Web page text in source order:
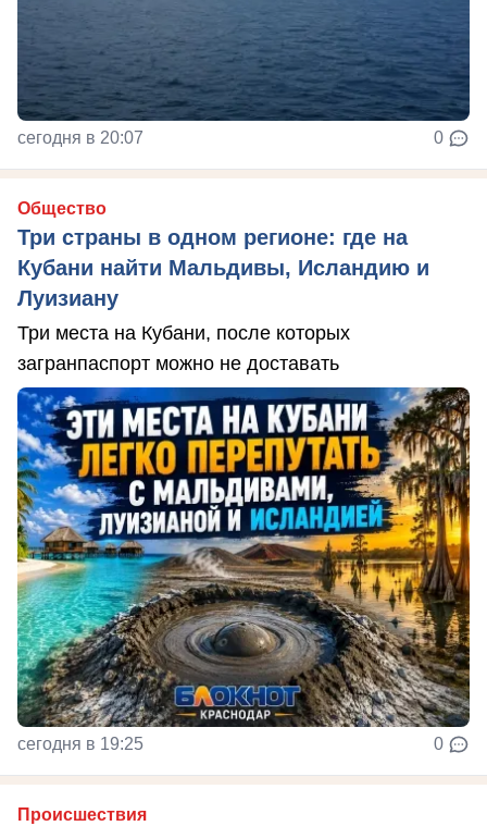
сегодня в 20:07 0
Общество
Три страны в одном регионе: где на
Кубани найти Мальдивы, Исландию и
Луизиану
Три места на Кубани, после которых
загранпаспорт можно не доставать
сегодня в 19:25 0
Происшествия